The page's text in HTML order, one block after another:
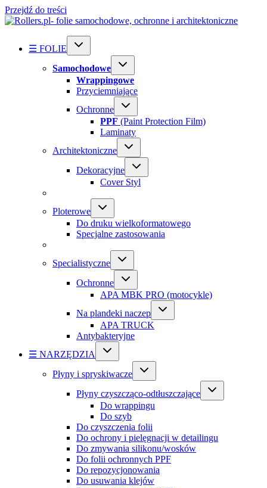
Przejdź do treści
☰ FOLIE
Samochodowe
Wrappingowe
Przyciemniające
Ochronne
PPF (Paint Protection Film)
Laminaty
Architektoniczne
Dekoracyjne
Cover Styl
Ploterowe
Do druku wielkoformatowego
Specjalne zastosowania
Specialistyczne
Ochronne
APA MBK PRO (motocykle)
Na plandeki naczep
APA TRUCK
Antybakteryjne
☰ NARZĘDZIA
Płyny i spryskiwacze
Płyny czyszcząco-odtłuszczające
Do wrappingu
Do szyb
Do czyszczenia folii
Do ochrony i pielęgnacji w detailingu
Do zmywania silikonu/wosków
Do folii ochronnych PPF
Do repozycjonowania
Do usuwania klejów